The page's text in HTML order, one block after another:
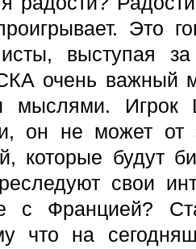
Это
выступая
очень важный
мыслями.
он не может от
которые будут
свои
с Францией?
что на